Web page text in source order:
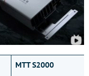
MTT S2000